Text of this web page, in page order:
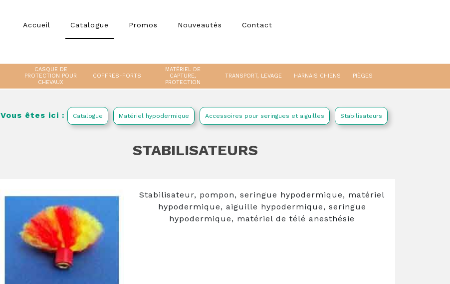
Accueil Catalogue Promos Nouveautés Contact
CASQUE DE
PROTECTION POUR
CHEVAUX
COFFRES-FORTS
MATÉRIEL DE
CAPTURE,
PROTECTION
TRANSPORT, LEVAGE HARNAIS CHIENS PIÈGES
Vous êtes ici : Catalogue Matériel hypodermique Accessoires pour seringues et aiguilles Stabilisateurs
STABILISATEURS
Stabilisateur, pompon, seringue hypodermique, matériel
hypodermique, aiguille hypodermique, seringue
hypodermique, matériel de télé anesthésie